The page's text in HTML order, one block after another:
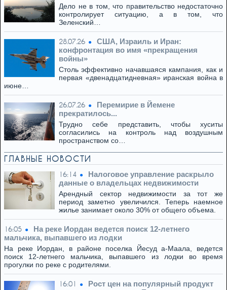
Дело не в том, что правительство недостаточно
контролирует ситуацию, а в том, что
Зеленский…
28.07.26
США, Израиль и Иран:
конфронтация во имя «прекращения
войны»
Столь эффективно начавшаяся кампания, как и
первая «двенадцатидневная» иранская война в
июне…
26.07.26
Перемирие в Йемене
прекратилось...
Трудно себе представить, чтобы хуситы
согласились на контроль над воздушным
пространством со…
ГЛАВНЫЕ НОВОСТИ
16:14
Налоговое управление раскрыло
данные о владельцах недвижимости
Арендный сектор недвижимости за тот же
период заметно увеличился. Теперь наемное
жилье занимает около 30% от общего объема.
16:05
На реке Иордан ведется поиск 12-летнего
мальчика, выпавшего из лодки
На реке Иордан, в районе поселка Йесуд а-Маала, ведется
поиск 12-летнего мальчика, выпавшего из лодки во время
прогулки по реке с родителями.
16:01
Рост цен на популярный продукт